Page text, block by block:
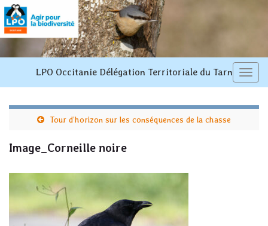
LPO Occitanie Délégation Territoriale du Tarn
Tour d’horizon sur les conséquences de la chasse
Image_Corneille noire